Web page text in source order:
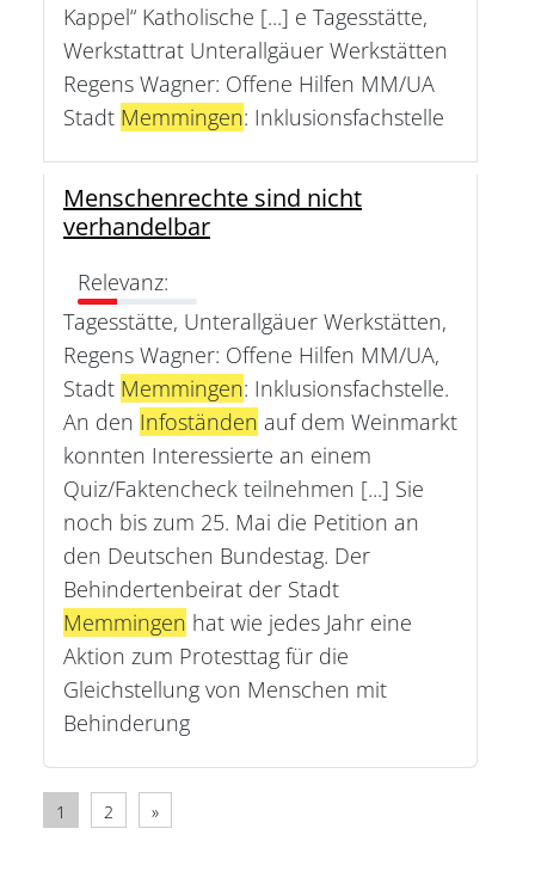
Kappel“ Katholische [...] e Tagesstätte,
Werkstattrat Unterallgäuer Werkstätten
Regens Wagner: Offene Hilfen MM/UA
Stadt Memmingen: Inklusionsfachstelle
Menschenrechte sind nicht
verhandelbar
Relevanz:
Tagesstätte, Unterallgäuer Werkstätten,
Regens Wagner: Offene Hilfen MM/UA,
Stadt Memmingen: Inklusionsfachstelle.
An den Infoständen auf dem Weinmarkt
konnten Interessierte an einem
Quiz/Faktencheck teilnehmen [...] Sie
noch bis zum 25. Mai die Petition an
den Deutschen Bundestag. Der
Behindertenbeirat der Stadt
Memmingen hat wie jedes Jahr eine
Aktion zum Protesttag für die
Gleichstellung von Menschen mit
Behinderung
1 2 »